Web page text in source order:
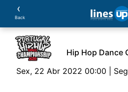
‹
Back
Hip Hop Dance
Sex, 22 Abr 2022 00:00 |